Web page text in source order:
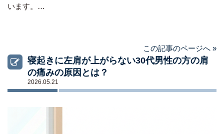
います。…
この記事のページへ »
寝起きに左肩が上がらない30代男性の方の肩
の痛みの原因とは？
2026.05.21